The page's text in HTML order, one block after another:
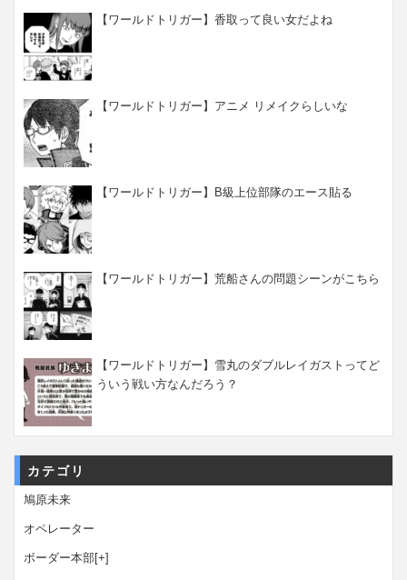
【ワールドトリガー】香取って良い女だよね
【ワールドトリガー】アニメ リメイクらしいな
【ワールドトリガー】B級上位部隊のエース貼る
【ワールドトリガー】荒船さんの問題シーンがこちら
【ワールドトリガー】雪丸のダブルレイガストってど
ういう戦い方なんだろう？
カテゴリ
鳩原未来
オペレーター
ボーダー本部[+]